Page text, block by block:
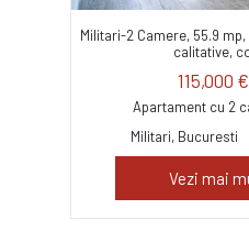
Militari-2 Camere, 55.9
calitative,
115,000 €
Apartament cu 2
Militari, Bucuresti
Vezi mai